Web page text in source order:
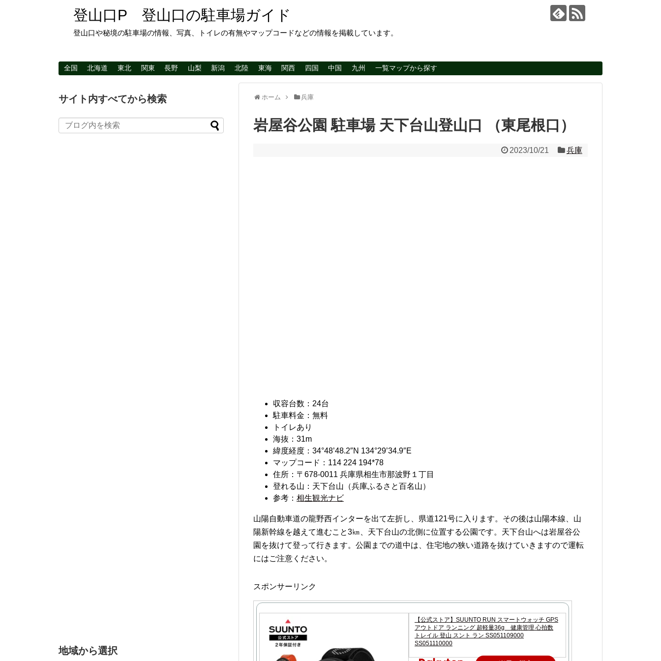
登山口P 登山口の駐車場ガイド
登山口や秘境の駐車場の情報、写真、トイレの有無やマップコードなどの情報を掲載しています。
全国 北海道 東北 関東 長野 山梨 新潟 北陸 東海 関西 四国 中国 九州 一覧マップから探す
ホーム 兵庫
岩屋谷公園 駐車場 天下台山登山口 （東尾根口）
2023/10/21 兵庫
収容台数：24台
駐車料金：無料
トイレあり
海抜：31m
緯度経度：34°48’48.2″N 134°29’34.9″E
マップコード：114 224 194*78
住所：〒678-0011 兵庫県相生市那波野１丁目
登れる山：天下台山（兵庫ふるさと百名山）
参考： 相生観光ナビ
山陽自動車道の龍野西インターを出て左折し、県道121号に入ります。その後は山陽本線、山
陽新幹線を越えて進むこと3㎞、天下台山の北側に位置する公園です。天下台山へは岩屋谷公
園を抜けて登って行きます。公園までの道中は、住宅地の狭い道路を抜けていきますので運転
にはご注意ください。
スポンサーリンク
【公式ストア】SUUNTO RUN スマートウォッチ GPS
アウトドア ランニング 超軽量36g 健康管理 心拍数
トレイル 登山 スント ラン SS051109000
SS051110000
サイト内すべてから検索
地域から選択